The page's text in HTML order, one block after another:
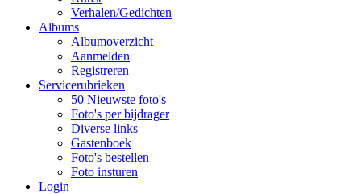
Verhalen/Gedichten
Albums
Albumoverzicht
Aanmelden
Registreren
Servicerubrieken
50 Nieuwste foto's
Foto's per bijdrager
Diverse links
Gastenboek
Foto's bestellen
Foto insturen
Login